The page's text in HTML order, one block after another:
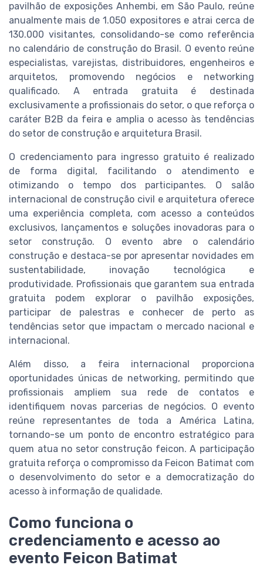
pavilhão de exposições Anhembi, em São Paulo, reúne
anualmente mais de 1.050 expositores e atrai cerca de
130.000 visitantes, consolidando-se como referência
no calendário de construção do Brasil. O evento reúne
especialistas, varejistas, distribuidores, engenheiros e
arquitetos, promovendo negócios e networking
qualificado. A entrada gratuita é destinada
exclusivamente a profissionais do setor, o que reforça o
caráter B2B da feira e amplia o acesso às tendências
do setor de construção e arquitetura Brasil.
O credenciamento para ingresso gratuito é realizado
de forma digital, facilitando o atendimento e
otimizando o tempo dos participantes. O salão
internacional de construção civil e arquitetura oferece
uma experiência completa, com acesso a conteúdos
exclusivos, lançamentos e soluções inovadoras para o
setor construção. O evento abre o calendário
construção e destaca-se por apresentar novidades em
sustentabilidade, inovação tecnológica e
produtividade. Profissionais que garantem sua entrada
gratuita podem explorar o pavilhão exposições,
participar de palestras e conhecer de perto as
tendências setor que impactam o mercado nacional e
internacional.
Além disso, a feira internacional proporciona
oportunidades únicas de networking, permitindo que
profissionais ampliem sua rede de contatos e
identifiquem novas parcerias de negócios. O evento
reúne representantes de toda a América Latina,
tornando-se um ponto de encontro estratégico para
quem atua no setor construção feicon. A participação
gratuita reforça o compromisso da Feicon Batimat com
o desenvolvimento do setor e a democratização do
acesso à informação de qualidade.
Como funciona o
credenciamento e acesso ao
evento Feicon Batimat